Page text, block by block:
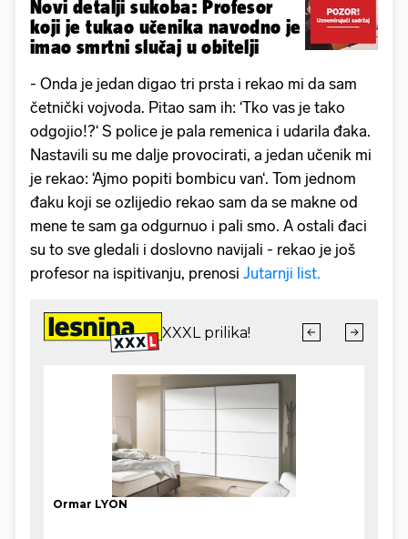
Novi detalji sukoba: Profesor
koji je tukao učenika navodno je
imao smrtni slučaj u obitelji
- Onda je jedan digao tri prsta i rekao mi da sam
četnički vojvoda. Pitao sam ih: ‘Tko vas je tako
odgojio!?‘ S police je pala remenica i udarila đaka.
Nastavili su me dalje provocirati, a jedan učenik mi
je rekao: ‘Ajmo popiti bombicu van‘. Tom jednom
đaku koji se ozlijedio rekao sam da se makne od
mene te sam ga odgurnuo i pali smo. A ostali đaci
su to sve gledali i doslovno navijali - rekao je još
profesor na ispitivanju, prenosi Jutarnji list.